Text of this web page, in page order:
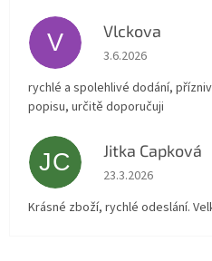
V Vlckova
Hodnocení obchodu
3.6.2026
rychlé a spolehlivé dodání,
popisu, určitě doporučuji
JC Jitka Capková
Hodnocení obchodu
23.3.2026
Krásné zboží, rychlé odeslání.